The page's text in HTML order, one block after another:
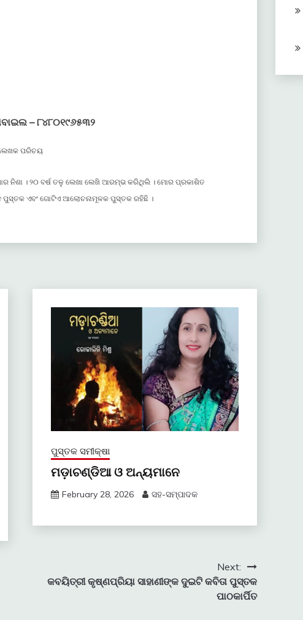
– ୮୪୮୦୧୯୬୫୩୨
ପରିଚୟ
ନିଶା । ୨୦ ବର୍ଷ ତଳୁ ଲେଖା ଲେଖି ଆରମ୍ଭ କରିଥିଲି । ମୋର ପ୍ରକାଶିତ
ପୁସ୍ତକ ଏବଂ ଗୋଟିଏ ଆଲୋଚନାମୂଳକ ପୁସ୍ତକ ରହିଛି ।
ପୁସ୍ତକ ସମୀକ୍ଷା
ମଡ଼ାଚଣ୍ଡିଆ ଓ ଅନ୍ୟମାନେ
February 28, 2026 ସହ-ସମ୍ପାଦକ
Next:
କବୟିତ୍ରୀ କୃଷ୍ଣପ୍ରିୟା ସାହାଣୀଙ୍କ ଦୁଇଟି କବିତା ପୁସ୍ତକ
ପାଠକାର୍ପିତ